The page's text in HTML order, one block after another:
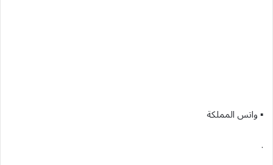
▪︎ واتس المملكة
.